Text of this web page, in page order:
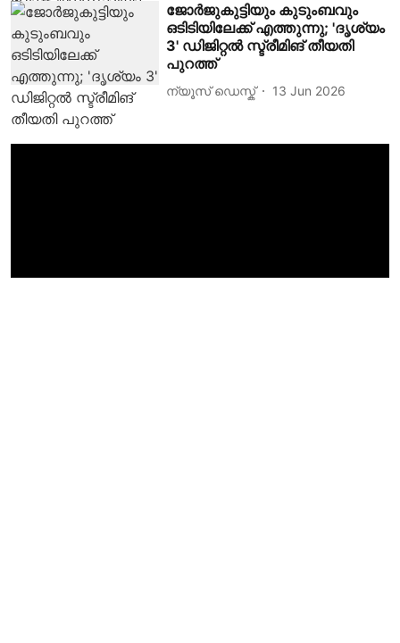
ജോർജുകുട്ടിയും കുടുംബവും
ഒടിടിയിലേക്ക് എത്തുന്നു; 'ദൃശ്യം
3' ഡിജിറ്റൽ സ്ട്രീമിങ് തീയതി
പുറത്ത്
ന്യൂസ് ഡെസ്ക് 13 Jun 2026